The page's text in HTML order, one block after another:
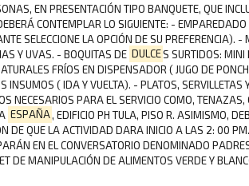
EN PRESENTACIÓN TIPO BANQUETE, QUE
CONTEMPLAR LO SIGUIENTE: - EMPAREDADO
SELECCIONE LA OPCIÓN DE SU PREFERENCIA).
Y UVAS. - BOQUITAS DE DULCES SURTIDOS: MINI
FRÍOS EN DISPENSADOR ( JUGO DE
( IDA Y VUELTA). - PLATOS, SERVILLETAS
PARA EL SERVICIO COMO, TENAZAS,
ESPAÑA, EDIFICIO PH TULA, PISO R. ASIMISMO,
DE QUE LA ACTIVIDAD DARA INICIO A LAS 2: 00
EN EL CONVERSATORIO DENOMINADO
DE MANIPULACIÓN DE ALIMENTOS VERDE Y